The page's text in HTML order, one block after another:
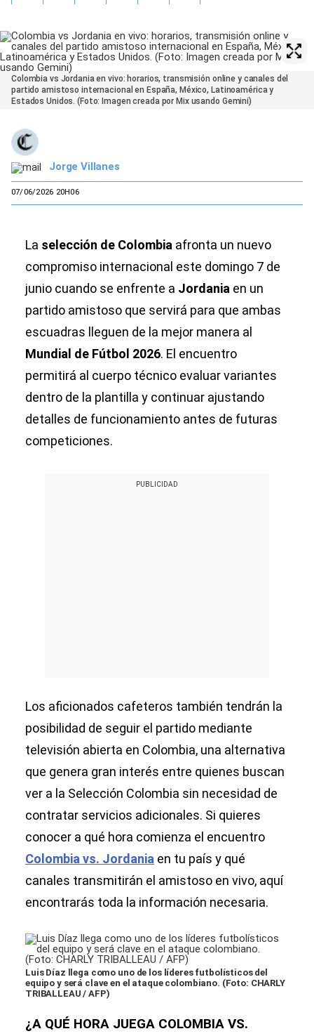
Colombia vs Jordania en vivo: horarios, transmisión online y canales del
partido amistoso internacional en España, México, Latinoamérica y
Estados Unidos. (Foto: Imagen creada por Mix usando Gemini)
Jorge Villanes
07/06/2026 20H06
La selección de Colombia afronta un nuevo
compromiso internacional este domingo 7 de
junio cuando se enfrente a Jordania en un
partido amistoso que servirá para que ambas
escuadras lleguen de la mejor manera al
Mundial de Fútbol 2026. El encuentro
permitirá al cuerpo técnico evaluar variantes
dentro de la plantilla y continuar ajustando
detalles de funcionamiento antes de futuras
competiciones.
Los aficionados cafeteros también tendrán la
posibilidad de seguir el partido mediante
televisión abierta en Colombia, una alternativa
que genera gran interés entre quienes buscan
ver a la Selección Colombia sin necesidad de
contratar servicios adicionales. Si quieres
conocer a qué hora comienza el encuentro
Colombia vs. Jordania en tu país y qué
canales transmitirán el amistoso en vivo, aquí
encontrarás toda la información necesaria.
Luis Díaz llega como uno de los líderes futbolísticos del
equipo y será clave en el ataque colombiano. (Foto: CHARLY
TRIBALLEAU / AFP)
¿A QUÉ HORA JUEGA COLOMBIA VS.